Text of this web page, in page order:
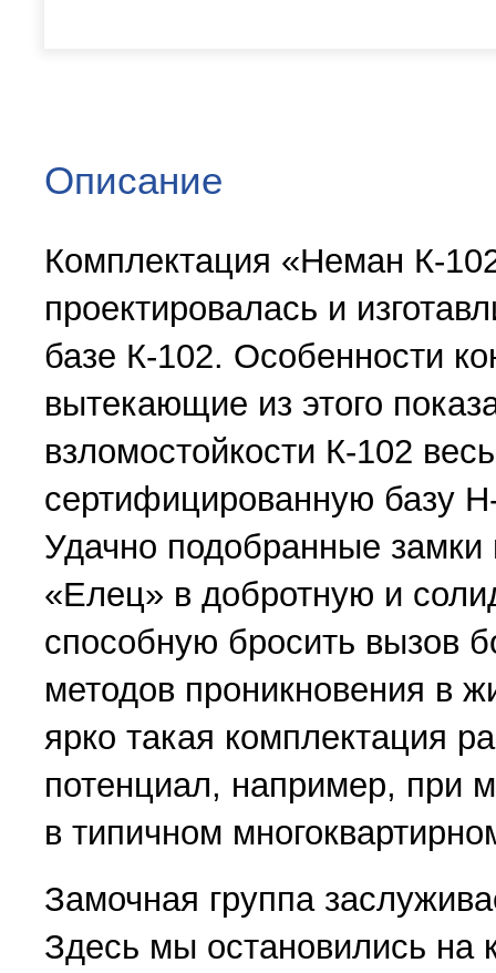
Описание
Комплектация «Неман К-
проектировалась и
базе К-102. Особенности
вытекающие из этого
взломостойкости К-102
сертифицированную базу
Удачно подобранные
«Елец» в добротную и
способную бросить вызов
методов проникновения в
ярко такая комплектация
потенциал, например, при
в типичном
Замочная группа
Здесь мы остановились на